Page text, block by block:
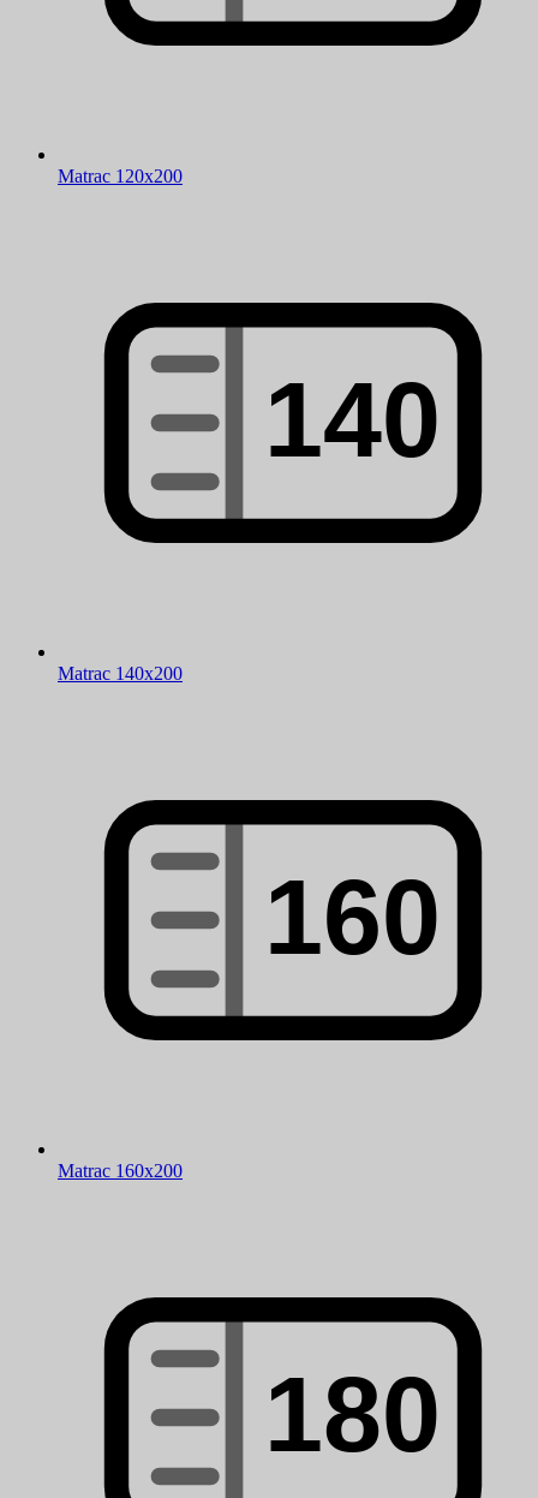
Matrac 120x200
Matrac 140x200
Matrac 160x200